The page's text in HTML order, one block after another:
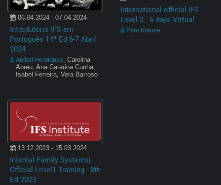
06.04.2024 - 07.04.2024
Introdutório IFS em
Português 14ª Ed 6-7 Abril
2024
Aníbal Henriques, Carolina
Abreu, Ana Catarina Cunha,
Isabel Ferreira, Vera Barroso
International official IFS
Level 2 - 6 days Virtual
Pam Krause
13.12.2023 - 15.03.2024
Internal Family Systems|
Official Level1 Training - 8th
Ed 2023